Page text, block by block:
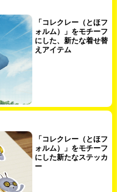
「コレクレー（とほフ
ォルム）」をモチーフ
にした、新たな着せ替
えアイテム
「コレクレー（とほフ
ォルム）」をモチーフ
にした新たなステッカ
ー